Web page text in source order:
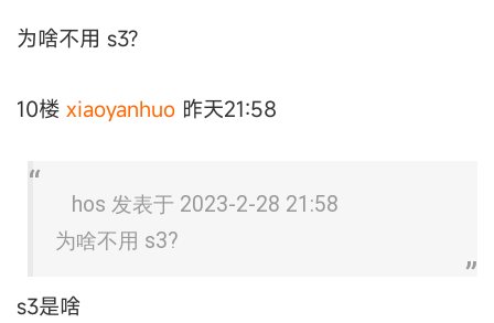
为啥不用 s3?
10楼 xiaoyanhuo 昨天21:58
hos 发表于 2023-2-28 21:58
为啥不用 s3?
s3是啥